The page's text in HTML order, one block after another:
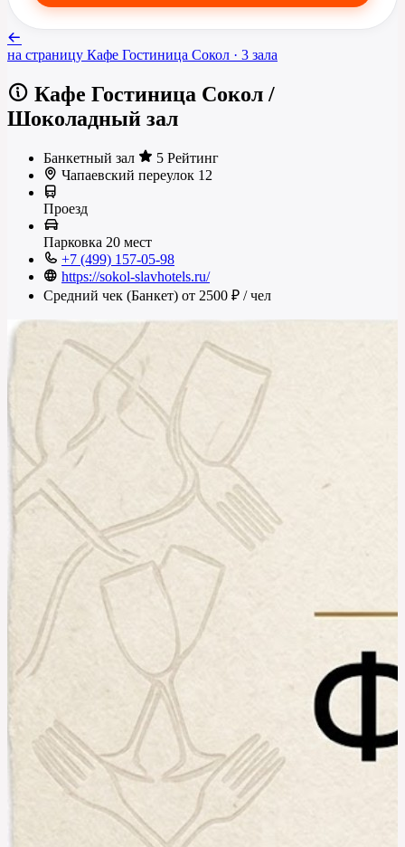
на страницу Кафе Гостиница Сокол · 3 зала
Кафе Гостиница Сокол /
Шоколадный зал
Банкетный зал
5 Рейтинг
Чапаевский переулок 12
Проезд
Парковка 20 мест
+7 (499) 157-05-98
https://sokol-slavhotels.ru/
Средний чек (Банкет) от 2500 ₽ / чел